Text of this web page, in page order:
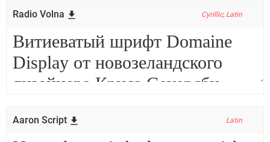
Radio Volna Cyrillic, Latin
Aaron Script Latin